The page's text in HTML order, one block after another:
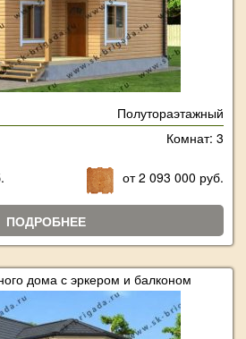
Полутораэтажный
Комнат: 3
от 2 093 000 руб.
ПОДРОБНЕЕ
дома с эркером и балконом